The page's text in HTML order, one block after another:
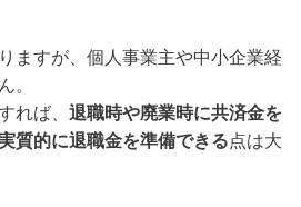
ますが、個人事業主や中小企業経
。
れば、 退職時や廃業時に共済金を
質的に退職金を準備できる点は大